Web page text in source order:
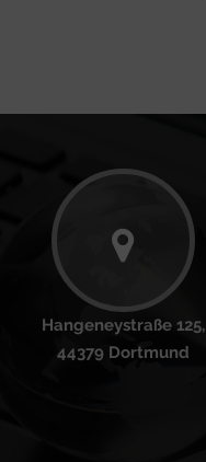
Hangeneystraße 125,
44379 Dortmund